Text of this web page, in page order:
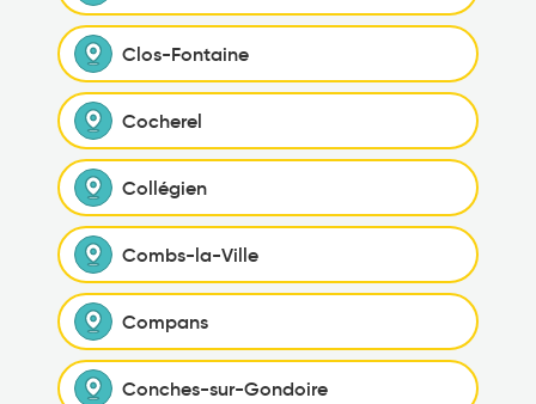
Clos-Fontaine
Cocherel
Collégien
Combs-la-Ville
Compans
Conches-sur-Gondoire